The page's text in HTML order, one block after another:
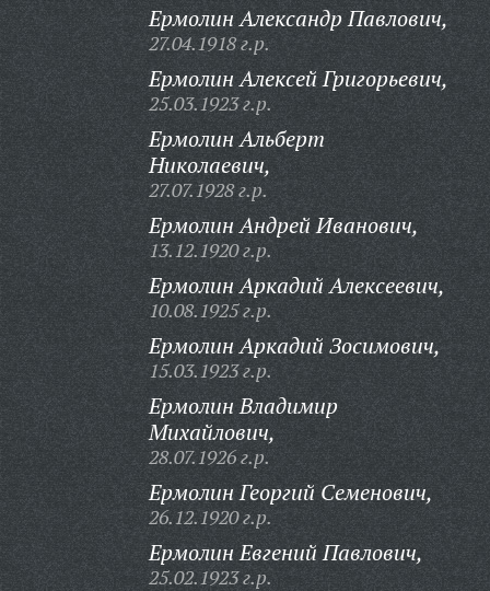
Ермолин Александр Павлович,
27.04.1918 г.р.
Ермолин Алексей Григорьевич,
25.03.1923 г.р.
Ермолин Альберт
Николаевич,
27.07.1928 г.р.
Ермолин Андрей Иванович,
13.12.1920 г.р.
Ермолин Аркадий Алексеевич,
10.08.1925 г.р.
Ермолин Аркадий Зосимович,
15.03.1923 г.р.
Ермолин Владимир
Михайлович,
28.07.1926 г.р.
Ермолин Георгий Семенович,
26.12.1920 г.р.
Ермолин Евгений Павлович,
25.02.1923 г.р.